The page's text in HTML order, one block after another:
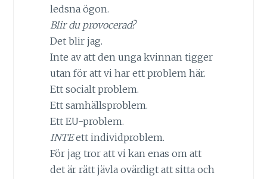
ledsna ögon.
Blir du provocerad?
Det blir jag.
Inte av att den unga kvinnan tigger
utan för att vi har ett problem här.
Ett socialt problem.
Ett samhällsproblem.
Ett EU-problem.
INTEett individproblem.
För jag tror att vi kan enas om att
det är rätt jävla ovärdigt att sitta och